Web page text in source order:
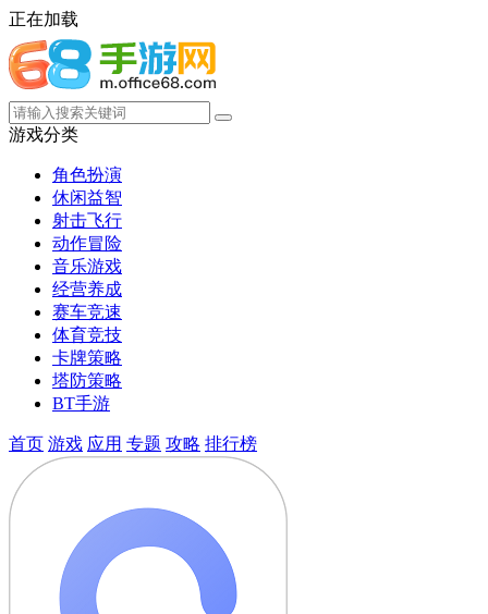
正在加载
游戏分类
角色扮演
休闲益智
射击飞行
动作冒险
音乐游戏
经营养成
赛车竞速
体育竞技
卡牌策略
塔防策略
BT手游
首页 游戏 应用 专题 攻略 排行榜